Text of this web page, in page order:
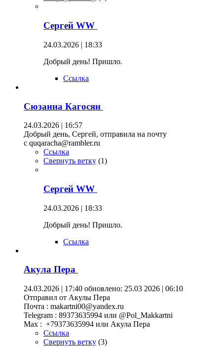
Сергей WW
24.03.2026 | 18:33
Добрый день! Пришло.
Ссылка
Сюзанна Кагосян
24.03.2026 | 16:57
Добрый день, Сергей, отправила на почту
c quqaracha@rambler.ru
Ссылка
Свернуть ветку (1)
Сергей WW
24.03.2026 | 18:33
Добрый день! Пришло.
Ссылка
Акула Пера
24.03.2026 | 17:40 обновлено: 25.03 2026 | 06:10
Отправил от Акулы Пера
Почта : makartni00@yandex.ru
Telegram : 89373635994 или @Pol_Makkartni
Maх : +79373635994 или Акула Пера
Ссылка
Свернуть ветку (3)